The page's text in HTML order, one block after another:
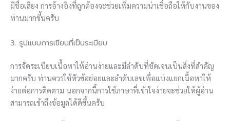
มีชื่อเสียง การอ้างอิงที่ถูกต้องจะช่วยเพิ่มความน่าเชื่อถือให้กับงานของ
ท่านมากขึ้นครับ
3. รูปแบบการเขียนที่เป็นระเบียบ
การจัดระเบียบเนื้อหาให้อ่านง่ายและมีลำดับที่ชัดเจนเป็นสิ่งที่สำคัญ
มากครับ ท่านควรใช้หัวข้อย่อยและลำดับเลขเพื่อแบ่งแยกเนื้อหาให้
ง่ายต่อการติดตาม นอกจากนี้การใช้ภาษาที่เข้าใจง่ายจะช่วยให้ผู้อ่าน
สามารถเข้าถึงข้อมูลได้ดีขึ้นครับ